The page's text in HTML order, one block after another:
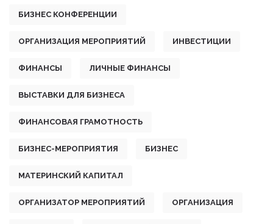
БИЗНЕС КОНФЕРЕНЦИИ
ОРГАНИЗАЦИЯ МЕРОПРИЯТИЙ ИНВЕСТИЦИИ
ФИНАНСЫ ЛИЧНЫЕ ФИНАНСЫ
ВЫСТАВКИ ДЛЯ БИЗНЕСА
ФИНАНСОВАЯ ГРАМОТНОСТЬ
БИЗНЕС-МЕРОПРИЯТИЯ БИЗНЕС
МАТЕРИНСКИЙ КАПИТАЛ
ОРГАНИЗАТОР МЕРОПРИЯТИЙ ОРГАНИЗАЦИЯ